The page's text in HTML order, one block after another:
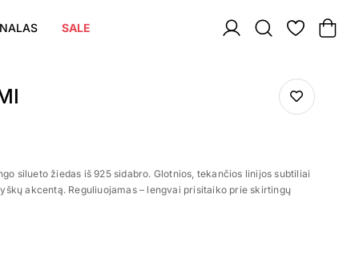
SALE
silueto žiedas iš 925 sidabro. Glotnios, tekančios linijos subtiliai
akcentą. Reguliuojamas – lengvai prisitaiko prie skirtingų